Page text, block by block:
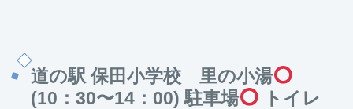
道の駅 保田小学校 里の小湯
(10：30〜14：00) 駐車場
トイレ